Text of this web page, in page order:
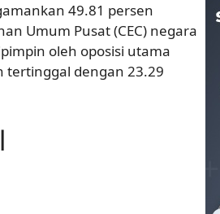
49.81 persen
Umum Pusat (CEC) negara
oleh oposisi utama
tertinggal dengan 23.29